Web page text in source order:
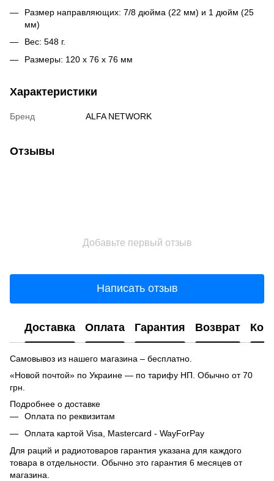
Размер направляющих: 7/8 дюйма (22 мм) и 1 дюйм (25
мм)
Вес: 548 г.
Размеры: 120 х 76 х 76 мм
Характеристики
Бренд ALFA NETWORK
Отзывы
Добавьте первый отзыв
Написать отзыв
Доставка Оплата Гарантия Возврат
Самовывоз из нашего магазина – бесплатно.
«Новой почтой» по Украине — по тарифу НП. Обычно от 70
грн.
Подробнее о доставке
Оплата по реквизитам
Оплата картой Visa, Mastercard - WayForPay
Для раций и радиотоваров гарантия указана для каждого
товара в отдельности. Обычно это гарантия 6 месяцев от
магазина.